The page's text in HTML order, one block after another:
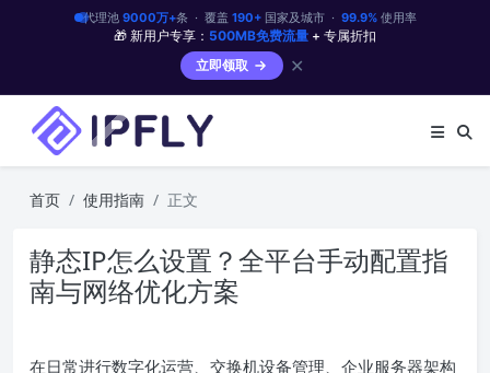
代理池 9000万+条 · 覆盖 190+国家及城市 · 99.9%使用率
🎁 新用户专享： 500MB免费流量 + 专属折扣
立即领取
✕
首页 使用指南 正文
静态IP怎么设置？全平台手动配置指
南与网络优化方案
在日常进行数字化运营、交换机设备管理、企业服务器架构